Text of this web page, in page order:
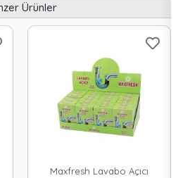
Ürünler
Maxfresh Lavabo Açıcı